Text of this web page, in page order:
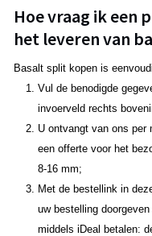
Hoe vraag ik een
het leveren van
Basalt split kopen is
Vul de benodigde
invoerveld rechts
U ontvangt van ons per
een offerte voor het
8-16 mm;
Met de bestellink in
uw bestelling
middels iDeal betalen: